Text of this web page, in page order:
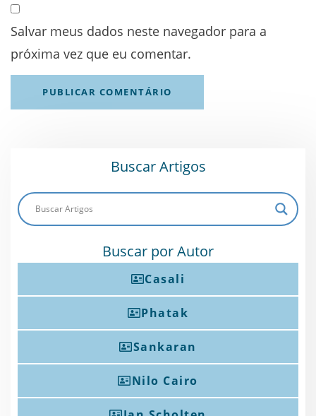
Salvar meus dados neste navegador para a
próxima vez que eu comentar.
Buscar Artigos
Buscar por Autor
Casali
Phatak
Sankaran
Nilo Cairo